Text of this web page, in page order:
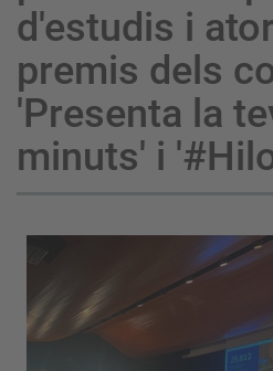
d'estudis i
premis dels
'Presenta la
minuts' i